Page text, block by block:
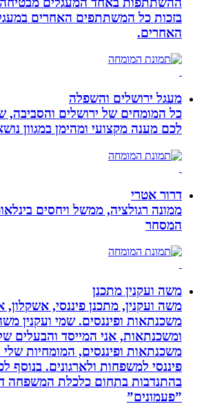
בזכות כל המשתתפים האחרים במעגל
האחרים.
מעגל ירושלים והשפלה
כל המומחים של ירושלים והסביבה,
לכם מענה מקצועי ומהימן במגוון נושאים!
דרור אטרי
ממונה רגולציה, ממשל ויחסים
המסחר
משה ועקנין מתכנן
משה ועקנין, מתכנן פיננסי, אשקלון,
משכנתאות ופיננסים. שמי ועקנין משה,
ומשכנתאות, אני המייסד והבעלים של
משכנתאות ופיננסים, המומחיות שלי היא
פיננסי למשפחות ולארגונים. בנוסף לכך
בהתנדבות בתחום כלכלת המשפחה דרך
”פעמונים”